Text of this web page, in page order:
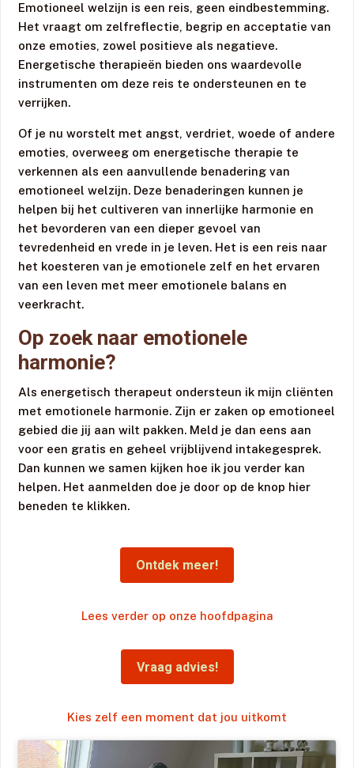
Emotioneel welzijn is een reis, geen eindbestemming.
Het vraagt om zelfreflectie, begrip en acceptatie van
onze emoties, zowel positieve als negatieve.
Energetische therapieën bieden ons waardevolle
instrumenten om deze reis te ondersteunen en te
verrijken.
Of je nu worstelt met angst, verdriet, woede of andere
emoties, overweeg om energetische therapie te
verkennen als een aanvullende benadering van
emotioneel welzijn. Deze benaderingen kunnen je
helpen bij het cultiveren van innerlijke harmonie en
het bevorderen van een dieper gevoel van
tevredenheid en vrede in je leven. Het is een reis naar
het koesteren van je emotionele zelf en het ervaren
van een leven met meer emotionele balans en
veerkracht.
Op zoek naar emotionele
harmonie?
Als energetisch therapeut ondersteun ik mijn cliënten
met emotionele harmonie. Zijn er zaken op emotioneel
gebied die jij aan wilt pakken. Meld je dan eens aan
voor een gratis en geheel vrijblijvend intakegesprek.
Dan kunnen we samen kijken hoe ik jou verder kan
helpen. Het aanmelden doe je door op de knop hier
beneden te klikken.
Ontdek meer!
Lees verder op onze hoofdpagina
Vraag advies!
Kies zelf een moment dat jou uitkomt